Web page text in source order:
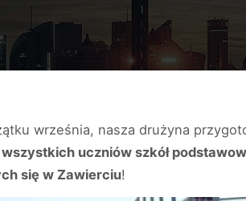
września, nasza drużyna
uczniów szkół
się w Zawierciu!